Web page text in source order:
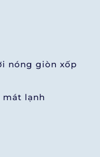
nóng giòn xốp
mát lạnh